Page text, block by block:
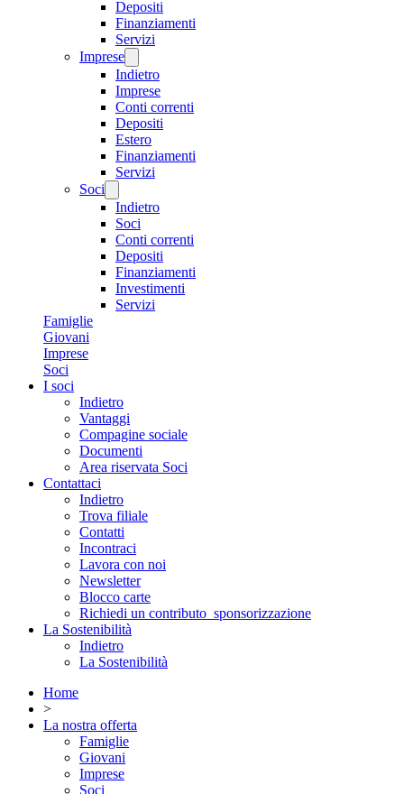
Depositi
Finanziamenti
Servizi
Imprese
Indietro
Imprese
Conti correnti
Depositi
Estero
Finanziamenti
Servizi
Soci
Indietro
Soci
Conti correnti
Depositi
Finanziamenti
Investimenti
Servizi
Famiglie
Giovani
Imprese
Soci
I soci
Indietro
Vantaggi
Compagine sociale
Documenti
Area riservata Soci
Contattaci
Indietro
Trova filiale
Contatti
Incontraci
Lavora con noi
Newsletter
Blocco carte
Richiedi un contributo_sponsorizzazione
La Sostenibilità
Indietro
La Sostenibilità
Home
>
La nostra offerta
Famiglie
Giovani
Imprese
Soci